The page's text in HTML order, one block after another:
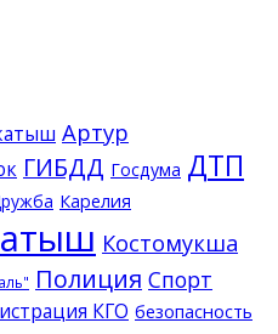
Артур
ГИБДД Госдума ДТП
Карелия
Костомукша
Полиция Спорт
КГО безопасность